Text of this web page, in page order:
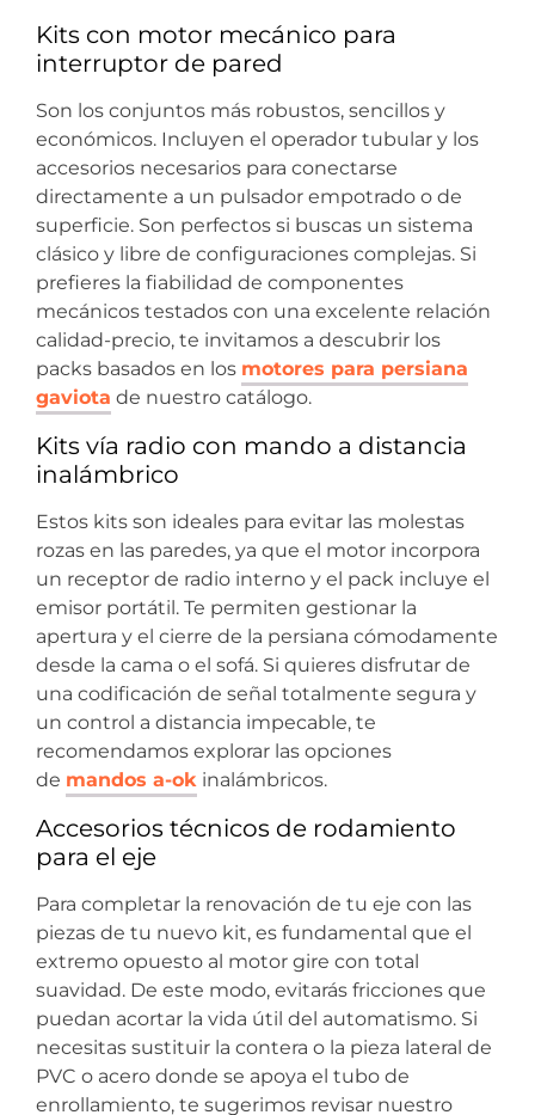
Kits con motor mecánico para
interruptor de pared
Son los conjuntos más robustos, sencillos y
económicos. Incluyen el operador tubular y los
accesorios necesarios para conectarse
directamente a un pulsador empotrado o de
superficie. Son perfectos si buscas un sistema
clásico y libre de configuraciones complejas. Si
prefieres la fiabilidad de componentes
mecánicos testados con una excelente relación
calidad-precio, te invitamos a descubrir los
packs basados en los motores para persiana
gaviota de nuestro catálogo.
Kits vía radio con mando a distancia
inalámbrico
Estos kits son ideales para evitar las molestas
rozas en las paredes, ya que el motor incorpora
un receptor de radio interno y el pack incluye el
emisor portátil. Te permiten gestionar la
apertura y el cierre de la persiana cómodamente
desde la cama o el sofá. Si quieres disfrutar de
una codificación de señal totalmente segura y
un control a distancia impecable, te
recomendamos explorar las opciones
de mandos a-ok inalámbricos.
Accesorios técnicos de rodamiento
para el eje
Para completar la renovación de tu eje con las
piezas de tu nuevo kit, es fundamental que el
extremo opuesto al motor gire con total
suavidad. De este modo, evitarás fricciones que
puedan acortar la vida útil del automatismo. Si
necesitas sustituir la contera o la pieza lateral de
PVC o acero donde se apoya el tubo de
enrollamiento, te sugerimos revisar nuestro